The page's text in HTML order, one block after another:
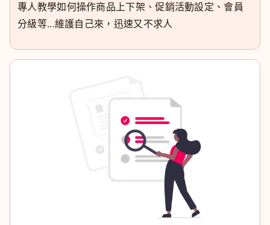
專人教學如何操作商品上下架、促銷活動設定、會員
分級等...維護自己來，迅速又不求人